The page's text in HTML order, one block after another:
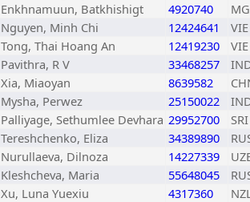
Enkhnamuun, Batkhishigt 4920740
Nguyen, Minh Chi 12424641
VIE
Tong, Thai Hoang An 12419230
VIE
Pavithra, R V 33468257
Xia, Miaoyan 8639582
Mysha, Perwez 25150022
Palliyage, Sethumlee Devhara 29952700
SRI
Tereshchenko, Eliza 34389890
Nurullaeva, Dilnoza 14227339
Kleshcheva, Maria 55648045
Xu, Luna Yuexiu 4317360